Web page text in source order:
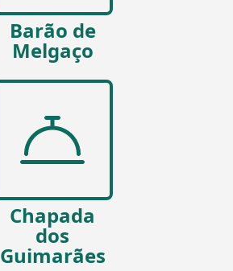
Barão de
Melgaço
Chapada
dos
Guimarães